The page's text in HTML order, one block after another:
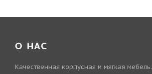
О НАС
Качественная корпусная и мягкая мебель.